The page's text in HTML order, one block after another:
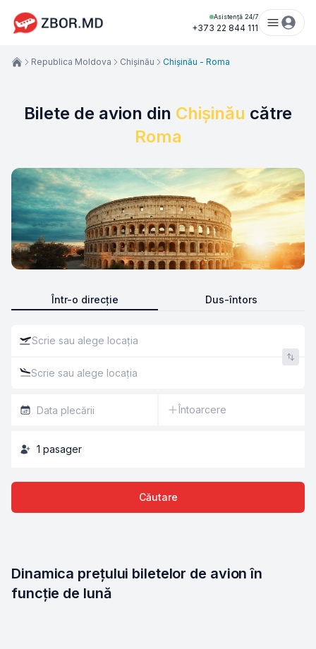
Asistență 24/7
+373 22 844 111
Bilete de avion din Chișinău către
Roma
Într-o direcție Dus-întors
Întoarcere
1 pasager
Căutare
Republica Moldova Chișinău Chișinău - Roma
Dinamica prețului biletelor de avion în
funcție de lună